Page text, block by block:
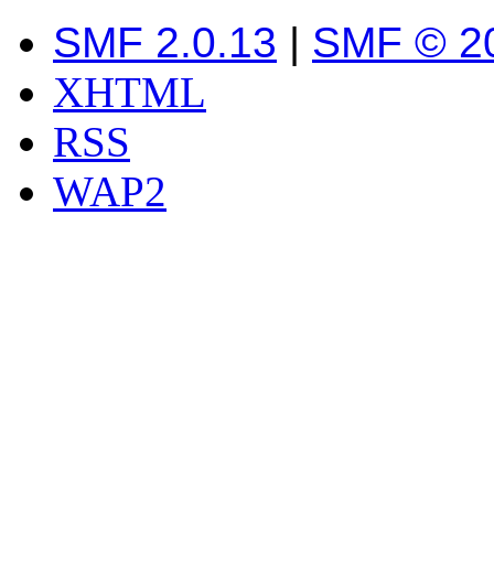
SMF 2.0.13 | SMF ©
XHTML
RSS
WAP2